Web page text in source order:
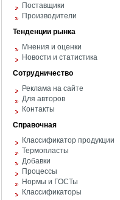
Поставщики
Производители
Тенденции рынка
Мнения и оценки
Новости и статистика
Сотрудничество
Реклама на сайте
Для авторов
Контакты
Справочная
Классификатор продукции
Термопласты
Добавки
Процессы
Нормы и ГОСТы
Классификаторы